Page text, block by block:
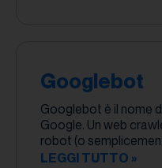
Googlebot
Googlebot è il nome
Google. Un web
robot (o
LEGGI TUTTO »